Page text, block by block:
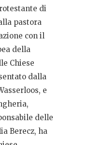
di
pastora
con il
della
Chiese
dalla
e
delle
Berecz, ha